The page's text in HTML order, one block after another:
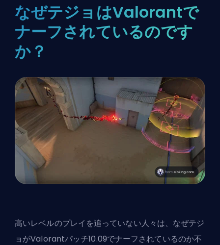
なぜテジョはValorantで
ナーフされているのです
か？
高いレベルのプレイを追っていない人々は、なぜテジ
ョがValorantパッチ10.09でナーフされているのか不